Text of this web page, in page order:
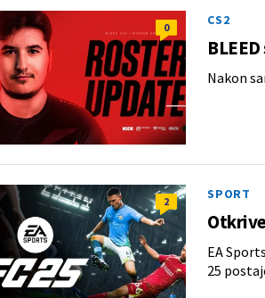
0 CS2
Nakon
2 SPORT
EA
25